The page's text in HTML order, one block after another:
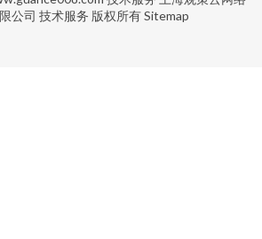
公司 技术服务 版权所有Sitemap